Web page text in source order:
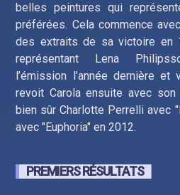
belles peintures qui
préférées. Cela commence
des extraits de sa victoire en
représentant Lena
l’émission l’année dernière
revoit Carola ensuite avec
bien sûr Charlotte Perrelli avec
avec "Euphoria" en 2012.
PREMIERS RÉSULTATS